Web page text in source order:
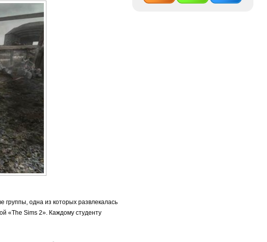
группы, одна из которых развлекалась
«The Sims 2». Каждому студенту